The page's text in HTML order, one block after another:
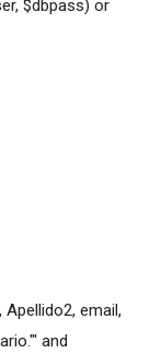
$dbpass) or
email,
and